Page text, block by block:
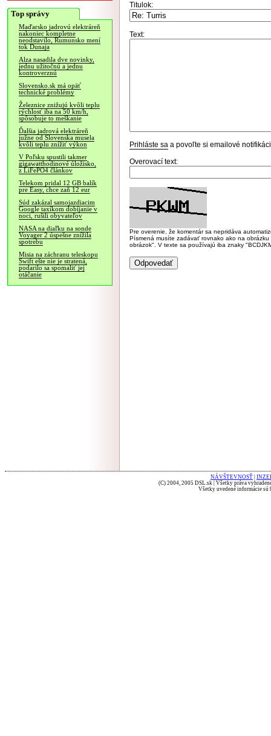
Top správy
Maďarsko jadrovú elektráreň
nakoniec kompletne
neodstavilo, Rumunsko mení
tok Dunaja
Alza nasadila dve novinky,
jednu užitočnú a jednu
kontroverznú
Slovensko.sk má opäť
technické problémy
Železnice znižujú kvôli teplu
rýchlosť iba na 50 km/h,
spôsobuje to meškanie
Ďalšia jadrová elektráreň
južne od Slovenska musela
kvôli teplu znížiť výkon
V Poľsku spustili takmer
gigawatthodinové úložisko,
z LiFePO4 článkov
Telekom pridal 12 GB balík
pre Easy, chce zaň 12 eur
Súd zakázal samojazdiacim
Google taxíkom dobíjanie v
noci, rušili obyvateľov
NASA na diaľku na sonde
Voyager 2 úspešne znížila
spotrebu
Misia na záchranu teleskopu
Swift ešte nie je stratená,
podarilo sa spomaliť jej
otáčanie
Titulok:
Text:
Prihláste sa a povoľte si emailové
Overovací text:
Pre overenie, že komentár sa nepridáva
Písmená musíte zadávať rovnako ako na
obrázok". V texte sa používajú iba znaky
NÁVŠTEVNOSŤ
(C) 2004, 2005 DSL.sk | Všetky práva
Všetky uvedené informácie sú